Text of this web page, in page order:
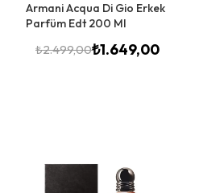
Armani Acqua Di Gio Erkek
Parfüm Edt 200 Ml
₺2.499,00₺1.649,00